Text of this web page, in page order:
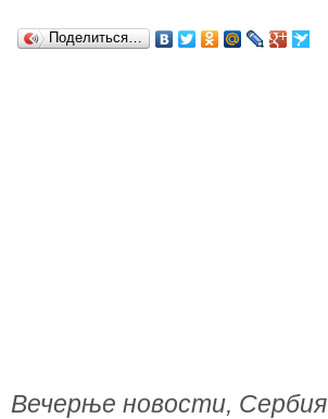
Поделиться…
Вечерње новости, Сербия